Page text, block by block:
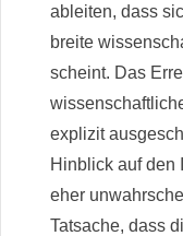
ableiten, dass
breite
scheint. Das
explizit
Hinblick auf den
eher
Tatsache, dass